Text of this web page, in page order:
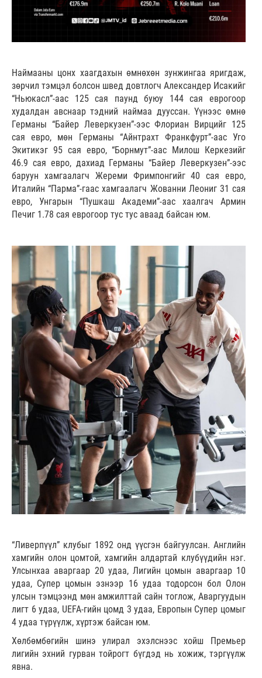
Наймааны цонх хаагдахын өмнөхөн зунжингаа яригдаж,
зөрчил тэмцэл болсон швед довтлогч Александер Исакийг
“Ньюкасл”-аас 125 сая паунд буюу 144 сая еврогоор
худалдан авснаар тэдний наймаа дууссан. Үүнээс өмнө
Германы “Байер Леверкузен”-ээс Флориан Вирцийг 125
сая евро, мөн Германы “Айнтрахт Франкфурт”-аас Уго
Экитикэг 95 сая евро, “Борнмут”-аас Милош Керкезийг
46.9 сая евро, дахиад Германы “Байер Леверкузен”-ээс
баруун хамгаалагч Жереми Фримпонгийг 40 сая евро,
Италийн “Парма”-гаас хамгаалагч Жованни Леониг 31 сая
евро, Унгарын “Пушкаш Академи”-аас хаалгач Армин
Печиг 1.78 сая еврогоор тус тус аваад байсан юм.
“Ливерпүүл” клубыг 1892 онд үүсгэн байгуулсан. Английн
хамгийн олон цомтой, хамгийн алдартай клубүүдийн нэг.
Улсынхаа аваргаар 20 удаа, Лигийн цомын аваргаар 10
удаа, Супер цомын эзнээр 16 удаа тодорсон бол Олон
улсын тэмцээнд мөн амжилттай сайн тоглож, Аваргуудын
лигт 6 удаа, UEFA-гийн цомд 3 удаа, Европын Супер цомыг
4 удаа түрүүлж, хүртэж байсан юм.
Хөлбөмбөгийн шинэ улирал эхэлснээс хойш Премьер
лигийн эхний гурван тойрогт бүгдэд нь хожиж, тэргүүлж
явна.